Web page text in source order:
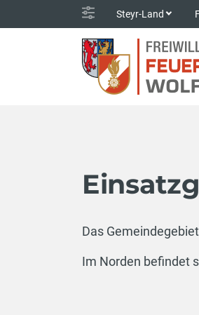
Steyr-Land
Das
Im Norden befindet